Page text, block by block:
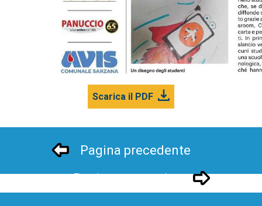
Scarica il PDF
Pagina precedente
Pagina successivo